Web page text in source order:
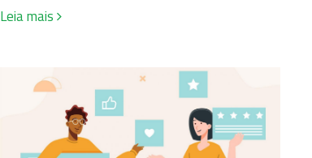
Leia mais